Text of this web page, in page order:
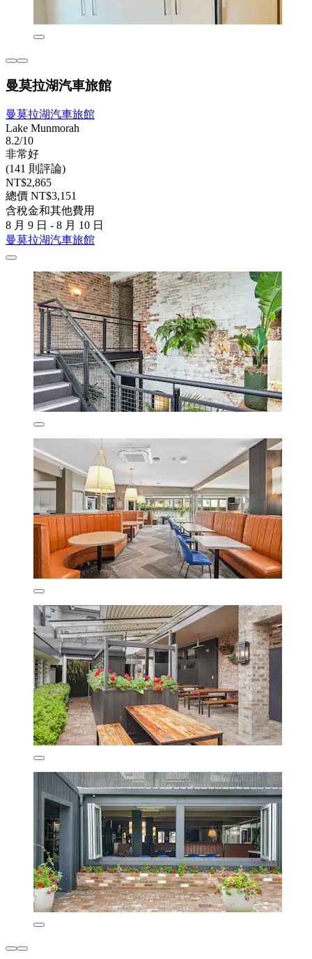
曼莫拉湖汽車旅館
曼莫拉湖汽車旅館
Lake Munmorah
8.2/10
非常好
(141 則評論)
NT$2,865
總價 NT$3,151
含稅金和其他費用
8 月 9 日 - 8 月 10 日
曼莫拉湖汽車旅館